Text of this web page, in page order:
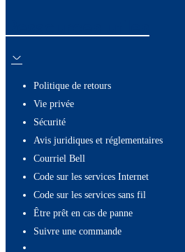
Politique de retours
Vie privée
Sécurité
Avis juridiques et réglementaires
Courriel Bell
Code sur les services Internet
Code sur les services sans fil
Être prêt en cas de panne
Suivre une commande